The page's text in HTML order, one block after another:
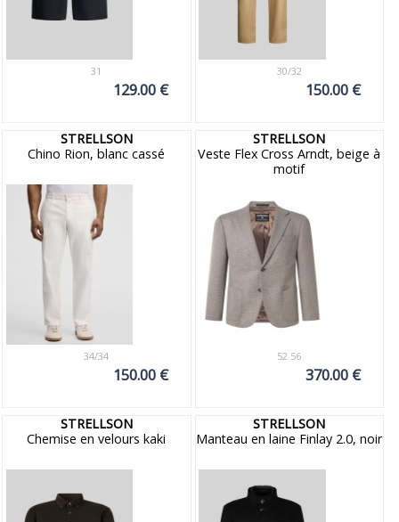
31
129.00 €
30/32
150.00 €
STRELLSON
Chino Rion, blanc cassé
34/34
150.00 €
STRELLSON
Veste Flex Cross Arndt, beige à
motif
52 56
370.00 €
STRELLSON
Chemise en velours kaki
STRELLSON
Manteau en laine Finlay 2.0, noir